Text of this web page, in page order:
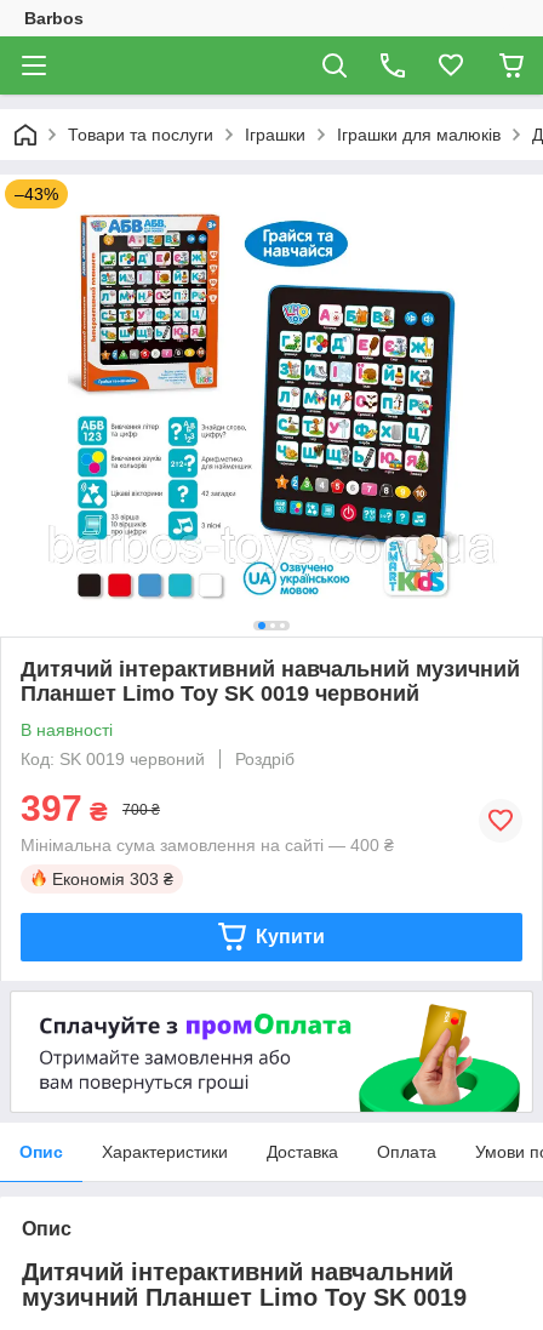
Barbos
Товари та послуги Іграшки Іграшки для малюків
–43%
Дитячий інтерактивний навчальний музичний
Планшет Limo Toy SK 0019 червоний
В наявності
Код: SK 0019 червоний
Роздріб
397 ₴ 700 ₴
Мінімальна сума замовлення на сайті — 400 ₴
Економія 303 ₴
Купити
Опис Характеристики Доставка Оплата Умови
Опис
Дитячий інтерактивний навчальний
музичний Планшет Limo Toy SK 0019